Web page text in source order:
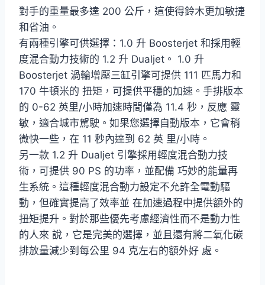
對手的重量最多達 200 公斤，這使得鈴木更加敏捷
和省油。
有兩種引擎可供選擇：1.0 升 Boosterjet 和採用輕
度混合動力技術的 1.2 升 Dualjet。 1.0 升
Boosterjet 渦輪增壓三缸引擎可提供 111 匹馬力和
170 牛頓米的 扭矩，可提供平穩的加速。手排版本
的 0-62 英里/小時加速時間僅為 11.4 秒，反應 靈
敏，適合城市駕駛。如果您選擇自動版本，它會稍
微快一些，在 11 秒內達到 62 英 里/小時。
另一款 1.2 升 Dualjet 引擎採用輕度混合動力技
術，可提供 90 PS 的功率，並配備 巧妙的能量再
生系統。這種輕度混合動力設定不允許全電動驅
動，但確實提高了效率並 在加速過程中提供額外的
扭矩提升。對於那些優先考慮經濟性而不是動力性
的人來 說，它是完美的選擇，並且還有將二氧化碳
排放量減少到每公里 94 克左右的額外好 處。